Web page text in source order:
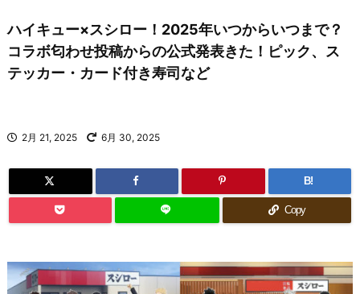
ハイキュー×スシロー！2025年いつからいつまで？
コラボ匂わせ投稿からの公式発表きた！ピック、ス
テッカー・カード付き寿司など
2月 21, 2025 6月 30, 2025
B!
Copy